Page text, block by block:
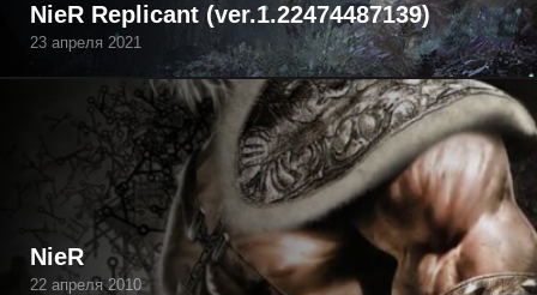
NieR Replicant (ver.1.22474487139)
23 апреля 2021
NieR
22 апреля 2010